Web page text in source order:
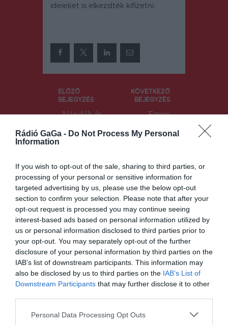
Rádió GaGa - Do Not Process My Personal
Information
If you wish to opt-out of the sale, sharing to third parties, or
processing of your personal or sensitive information for
targeted advertising by us, please use the below opt-out
section to confirm your selection. Please note that after your
opt-out request is processed you may continue seeing
interest-based ads based on personal information utilized by
us or personal information disclosed to third parties prior to
your opt-out. You may separately opt-out of the further
disclosure of your personal information by third parties on the
IAB’s list of downstream participants. This information may
also be disclosed by us to third parties on the IAB’s List of
Downstream Participants that may further disclose it to other
Personal Data Processing Opt Outs
ideieket is elkezdték kifizetni.
Bejegyzés
navigáció
ELŐZŐ
BEJEGYZÉS
„Ajándék és
iai
forradalom
sajtkészítők
munkája”
KÖVETKEZŐ
BEJEGYZÉS
Egyre
bárány és
tenyésztik
Ez is érdekelheti
GYERGYÓSZÉK,HÍRLISTA
Nemzetközi ökölvívóversenyt
rendeznek
Gyergyószentmiklóson